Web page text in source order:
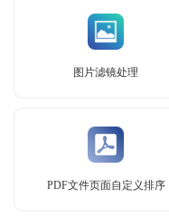
图片滤镜处理
PDF文件页面自定义排序